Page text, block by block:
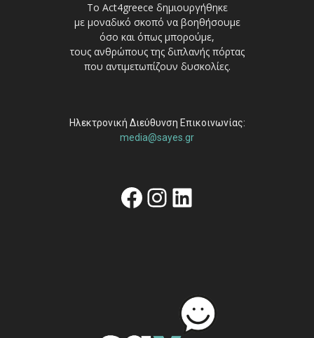
Το Act4greece δημιουργήθηκε
με μοναδικό σκοπό να βοηθήσουμε
όσο και όπως μπορούμε,
τους ανθρώπους της διπλανής πόρτας
που αντιμετωπίζουν δυσκολίες.
Ηλεκτρονική Διεύθυνση Επικοινωνίας:
media@sayes.gr
Facebook
Instagram
Linkedin